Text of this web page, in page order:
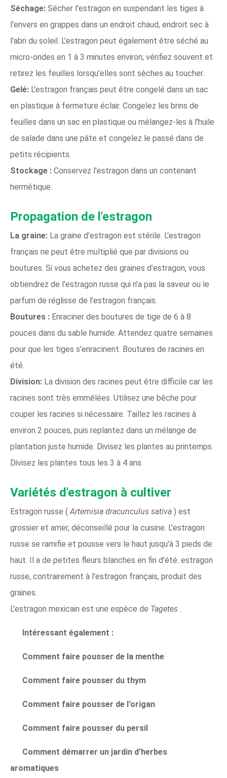
Séchage: Sécher l'estragon en suspendant les tiges à
l'envers en grappes dans un endroit chaud, endroit sec à
l'abri du soleil. L'estragon peut également être séché au
micro-ondes en 1 à 3 minutes environ; vérifiez souvent et
retirez les feuilles lorsqu'elles sont sèches au toucher.
Gelé: L'estragon français peut être congelé dans un sac
en plastique à fermeture éclair. Congelez les brins de
feuilles dans un sac en plastique ou mélangez-les à l'huile
de salade dans une pâte et congelez le passé dans de
petits récipients.
Stockage : Conservez l'estragon dans un contenant
hermétique.
Propagation de l'estragon
La graine: La graine d'estragon est stérile. L'estragon
français ne peut être multiplié que par divisions ou
boutures. Si vous achetez des graines d'estragon, vous
obtiendrez de l'estragon russe qui n'a pas la saveur ou le
parfum de réglisse de l'estragon français.
Boutures : Enraciner des boutures de tige de 6 à 8
pouces dans du sable humide. Attendez quatre semaines
pour que les tiges s'enracinent. Boutures de racines en
été.
Division: La division des racines peut être difficile car les
racines sont très emmêlées. Utilisez une bêche pour
couper les racines si nécessaire. Taillez les racines à
environ 2 pouces, puis replantez dans un mélange de
plantation juste humide. Divisez les plantes au printemps.
Divisez les plantes tous les 3 à 4 ans.
Variétés d'estragon à cultiver
Estragon russe (Artemisia dracunculus sativa ) est
grossier et amer, déconseillé pour la cuisine. L'estragon
russe se ramifie et pousse vers le haut jusqu'à 3 pieds de
haut. Il a de petites fleurs blanches en fin d'été. estragon
russe, contrairement à l'estragon français, produit des
graines.
L'estragon mexicain est une espèce de Tagetes .
Intéressant également :
Comment faire pousser de la menthe
Comment faire pousser du thym
Comment faire pousser de l'origan
Comment faire pousser du persil
Comment démarrer un jardin d'herbes
aromatiques